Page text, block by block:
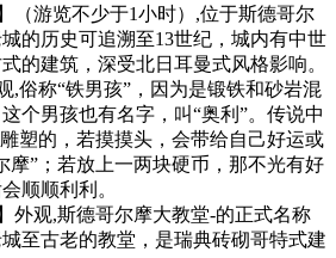
（游览不少于1小时）,位于斯德哥尔
的历史可追溯至13世纪，城内有中世
的建筑，深受北日耳曼式风格影响。
,俗称“铁男孩”，因为是锻铁和砂岩混
个男孩也有名字，叫“奥利”。传说中
塑的，若摸摸头，会带给自己好运或
摩”；若放上一两块硬币，那不光有好
顺顺利利。
外观,斯德哥尔摩大教堂-的正式名称
至古老的教堂，是瑞典砖砌哥特式建